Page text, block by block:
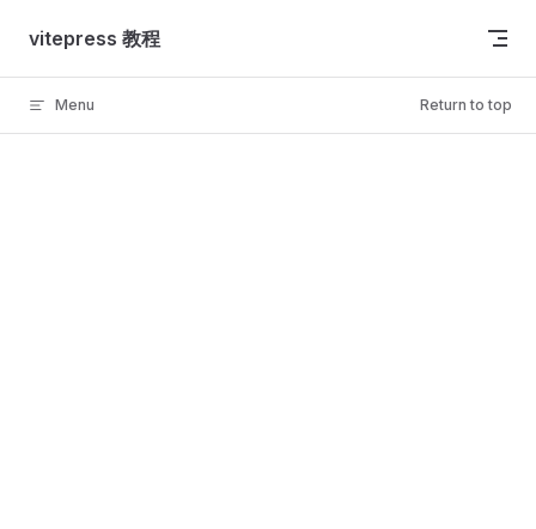
Skip to content
vitepress 教程
Menu Return to top